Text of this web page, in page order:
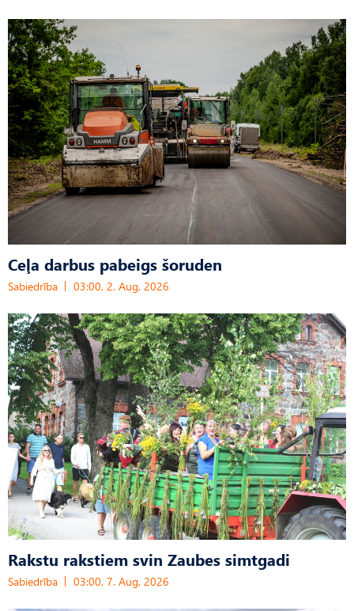
Ceļa darbus pabeigs šoruden
Sabiedrība 03:00, 2. Aug, 2026
Rakstu rakstiem svin Zaubes simtgadi
Sabiedrība 03:00, 7. Aug, 2026